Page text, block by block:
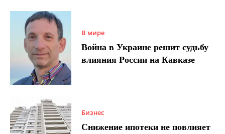
В мире
Война в Украине решит судьбу
влияния России на Кавказе
Бизнес
Снижение ипотеки не повлияет